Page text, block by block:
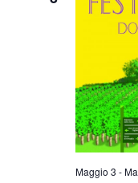
Maggio 3 -